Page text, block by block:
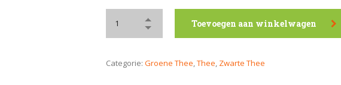
Toevoegen aan winkelwagen
Categorie: Groene Thee,Thee, Zwarte Thee